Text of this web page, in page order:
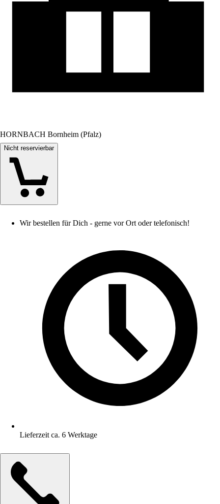
HORNBACH Bornheim (Pfalz)
Nicht reservierbar
Wir bestellen für Dich - gerne vor Ort oder telefonisch!
Lieferzeit ca. 6 Werktage